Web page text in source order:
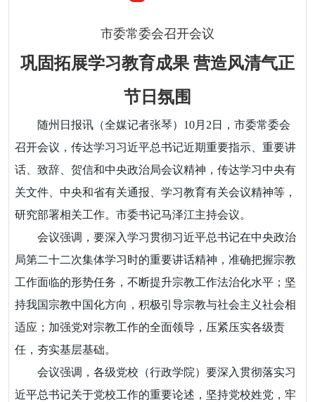
市委常委会召开会议
巩固拓展学习教育成果 营造风清气正
节日氛围
随州日报讯（全媒记者张琴）10月2日，市委常委会
召开会议，传达学习习近平总书记近期重要指示、重要讲
话、致辞、贺信和中央政治局会议精神，传达学习中央有
关文件、中央和省有关通报、学习教育有关会议精神等，
研究部署相关工作。市委书记马泽江主持会议。
会议强调，要深入学习贯彻习近平总书记在中央政治
局第二十二次集体学习时的重要讲话精神，准确把握宗教
工作面临的形势任务，不断提升宗教工作法治化水平；坚
持我国宗教中国化方向，积极引导宗教与社会主义社会相
适应；加强党对宗教工作的全面领导，压紧压实各级责
任，夯实基层基础。
会议强调，各级党校（行政学院）要深入贯彻落实习
近平总书记关于党校工作的重要论述，坚持党校姓党，牢